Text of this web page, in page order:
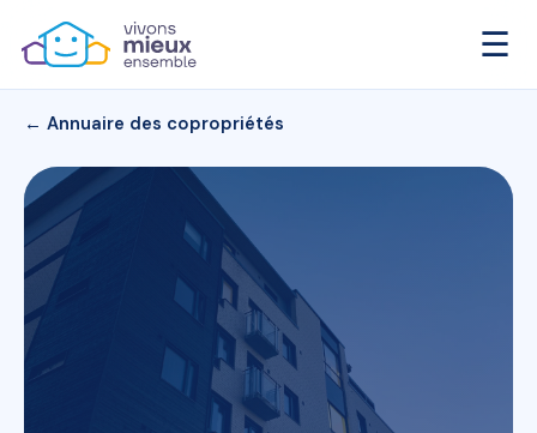
☰
← Annuaire des copropriétés